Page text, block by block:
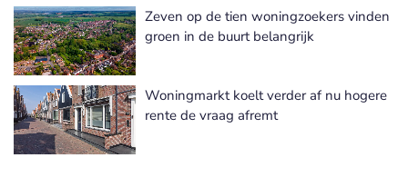
Zeven op de tien woningzoekers vinden
groen in de buurt belangrijk
Woningmarkt koelt verder af nu hogere
rente de vraag afremt